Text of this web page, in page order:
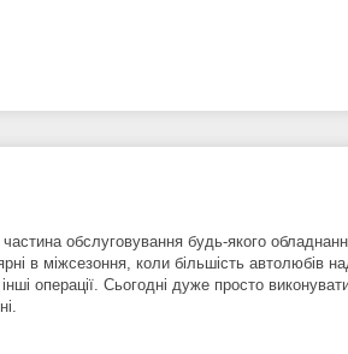
обслуговування будь-якого
в міжсезоння, коли більшість автолюбів
операції. Сьогодні дуже просто